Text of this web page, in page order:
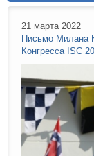
21 марта 2022
Письмо Милана
Конгресса ISC